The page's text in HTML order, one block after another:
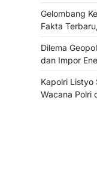
Gelombang
Fakta
Dilema
dan Impor
Kapolri Listyo
Wacana Polri